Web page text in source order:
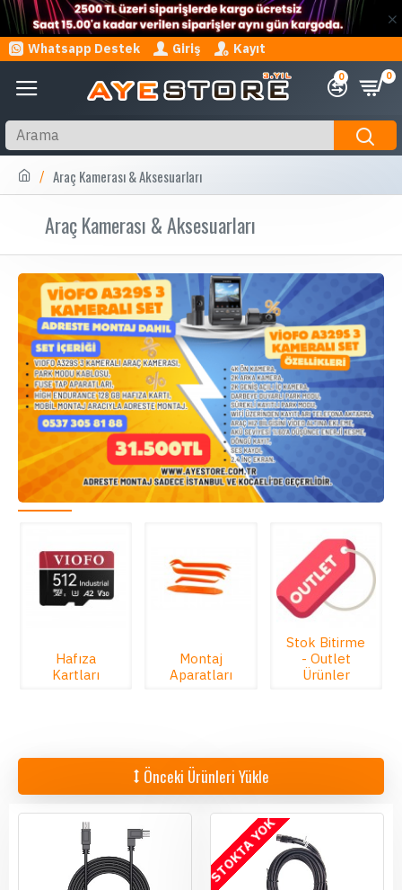
Whatsapp Destek Giriş Kayıt
0 0
Araç Kamerası & Aksesuarları
Araç Kamerası & Aksesuarları
Hafıza
Kartları
Montaj
Aparatları
Stok Bitirme
- Outlet
Ürünler
Önceki Ürünleri Yükle
STOKTA YOK